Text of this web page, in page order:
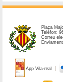
Plaça
Telèfon:
Correu
App Vila-real